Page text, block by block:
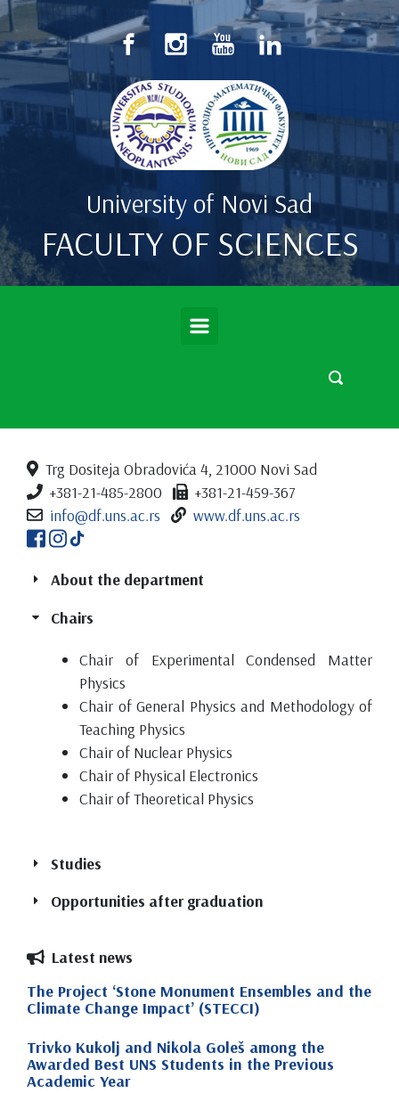
Skip to main content
University of Novi Sad
FACULTY OF SCIENCES
Trg Dositeja Obradovića 4, 21000 Novi Sad
+381-21-485-2800
+381-21-459-367
info@df.uns.ac.rs
www.df.uns.ac.rs
About the department
Chairs
Chair of Experimental Condensed Matter
Physics
Chair of General Physics and Methodology of
Teaching Physics
Chair of Nuclear Physics
Chair of Physical Electronics
Chair of Theoretical Physics
Studies
Bachelor of Science in Physics (4 years,
240 ECTS)
Optometry (3 years, 180 ECTS)
Opportunities after graduation
Latest news
The Project ‘Stone Monument Ensembles and the
Climate Change Impact’ (STECCI)
Trivko Kukolj and Nikola Goleš among the
Awarded Best UNS Students in the Previous
Academic Year